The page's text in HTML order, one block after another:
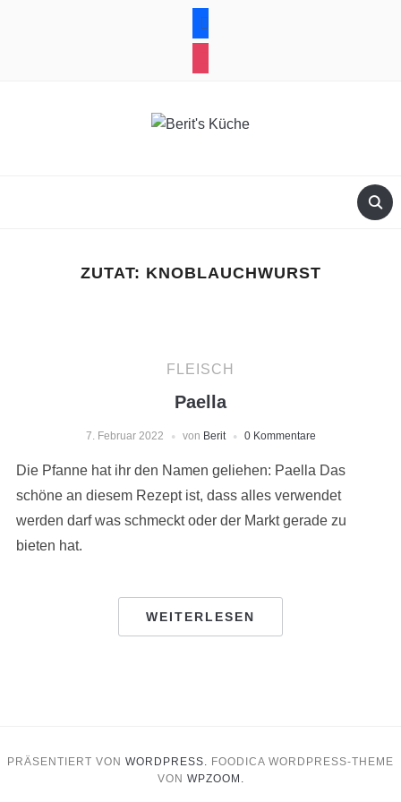
ZUTAT: KNOBLAUCHWURST
FLEISCH
Paella
7. Februar 2022 von Berit 0 Kommentare
Die Pfanne hat ihr den Namen geliehen: Paella Das
schöne an diesem Rezept ist, dass alles verwendet
werden darf was schmeckt oder der Markt gerade zu
bieten hat.
WEITERLESEN
PRÄSENTIERT VON WORDPRESS. FOODICA WORDPRESS-THEME
VON WPZOOM.